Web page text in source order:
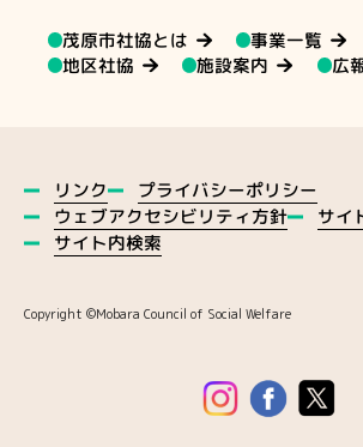
茂原市社協とは
事業一覧
地区社協
施設案内 広
リンク プライバシーポリシー
ウェブアクセシビリティ方針
サイ
サイト内検索
Copyright ©️Mobara Council of Social Welfare